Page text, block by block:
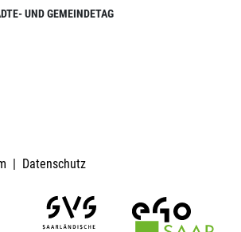
UND GEMEINDETAG
Datenschutz